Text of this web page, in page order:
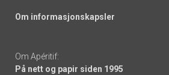
Om informasjonskapsler
Om Apéritif:
På nett og papir siden 1995